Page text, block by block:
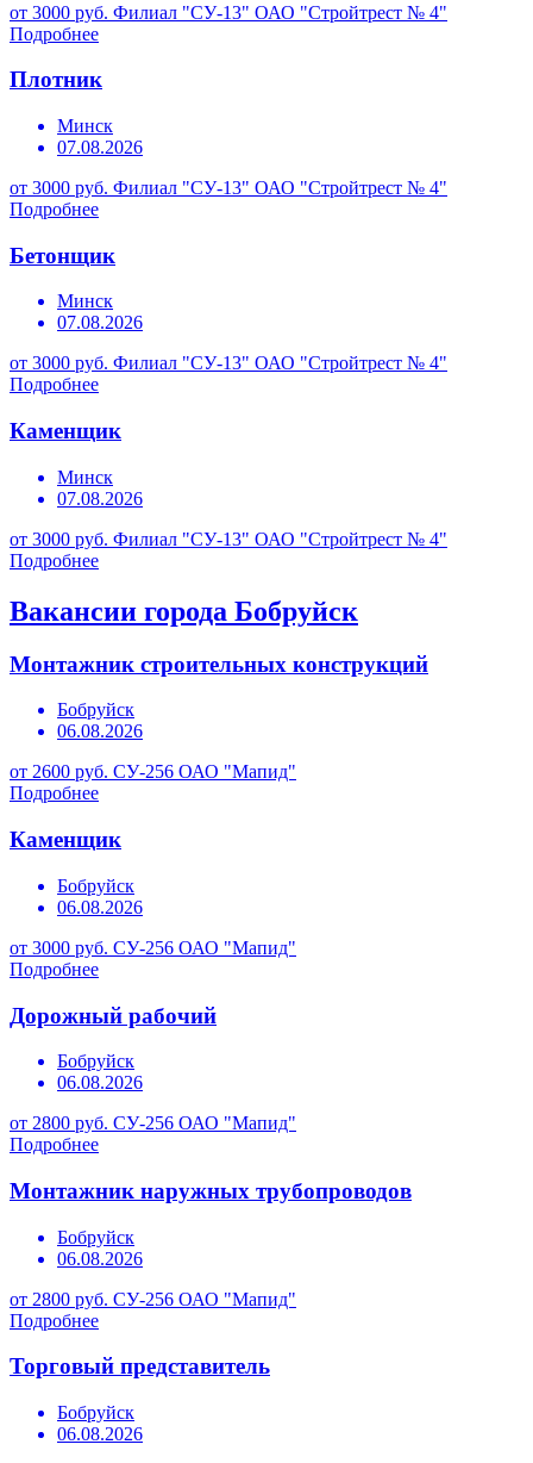
от 3000 руб. Филиал "СУ-13" ОАО "Стройтрест № 4"
Подробнее
Плотник
Минск
07.08.2026
от 3000 руб. Филиал "СУ-13" ОАО "Стройтрест № 4"
Подробнее
Бетонщик
Минск
07.08.2026
от 3000 руб. Филиал "СУ-13" ОАО "Стройтрест № 4"
Подробнее
Каменщик
Минск
07.08.2026
от 3000 руб. Филиал "СУ-13" ОАО "Стройтрест № 4"
Подробнее
Вакансии города Бобруйск
Монтажник строительных конструкций
Бобруйск
06.08.2026
от 2600 руб. СУ-256 ОАО "Мапид"
Подробнее
Каменщик
Бобруйск
06.08.2026
от 3000 руб. СУ-256 ОАО "Мапид"
Подробнее
Дорожный рабочий
Бобруйск
06.08.2026
от 2800 руб. СУ-256 ОАО "Мапид"
Подробнее
Монтажник наружных трубопроводов
Бобруйск
06.08.2026
от 2800 руб. СУ-256 ОАО "Мапид"
Подробнее
Торговый представитель
Бобруйск
06.08.2026